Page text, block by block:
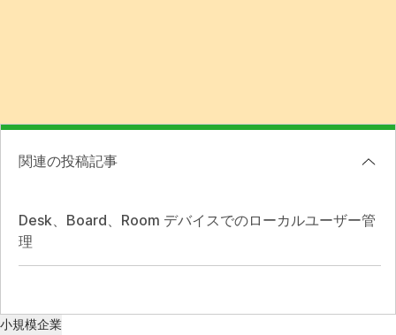
関連の投稿記事
Desk、Board、Room デバイスでのローカルユーザー管
理
小規模企業